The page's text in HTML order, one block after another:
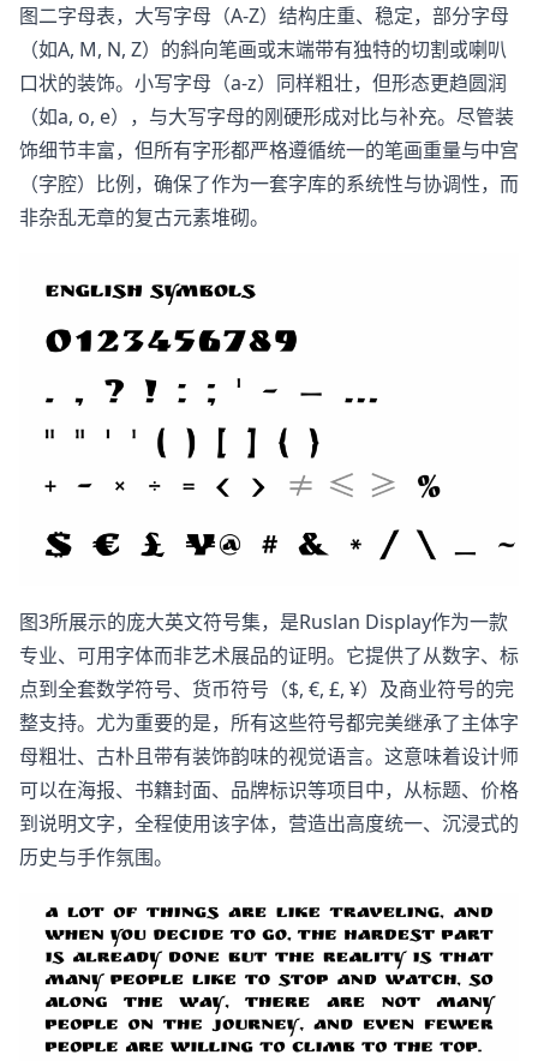
图二字母表，大写字母（A-Z）结构庄重、稳定，部分字母
（如A, M, N, Z）的斜向笔画或末端带有独特的切割或喇叭
口状的装饰。小写字母（a-z）同样粗壮，但形态更趋圆润
（如a, o, e），与大写字母的刚硬形成对比与补充。尽管装
饰细节丰富，但所有字形都严格遵循统一的笔画重量与中宫
（字腔）比例，确保了作为一套字库的系统性与协调性，而
非杂乱无章的复古元素堆砌。
图3所展示的庞大英文符号集，是Ruslan Display作为一款
专业、可用字体而非艺术展品的证明。它提供了从数字、标
点到全套数学符号、货币符号（$, €, £, ¥）及商业符号的完
整支持。尤为重要的是，所有这些符号都完美继承了主体字
母粗壮、古朴且带有装饰韵味的视觉语言。这意味着设计师
可以在海报、书籍封面、品牌标识等项目中，从标题、价格
到说明文字，全程使用该字体，营造出高度统一、沉浸式的
历史与手作氛围。